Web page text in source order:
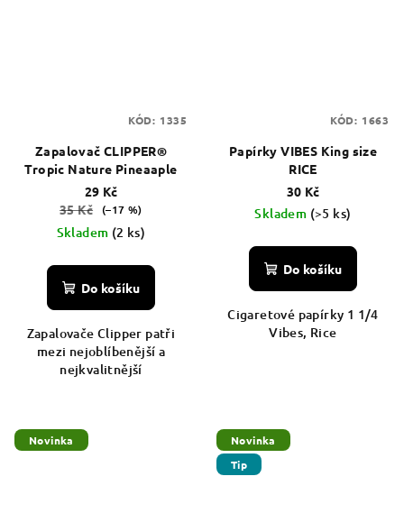
Zapalovač CLIPPER®
Tropic Nature Pineaaple
29 Kč
35 Kč
(–17 %)
Skladem (2 ks)
Do košíku
Zapalovače Clipper patři
mezi nejoblíbenější a
nejkvalitnější
KÓD: 1335
Papírky VIBES King size
RICE
30 Kč
Skladem (>5 ks)
Do košíku
Cigaretové papírky 1 1/4
Vibes, Rice
KÓD: 1663
Novinka
Novinka
Tip